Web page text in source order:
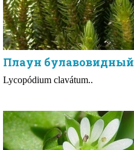
Плаун булавовидный
Lycopódium clavátum..